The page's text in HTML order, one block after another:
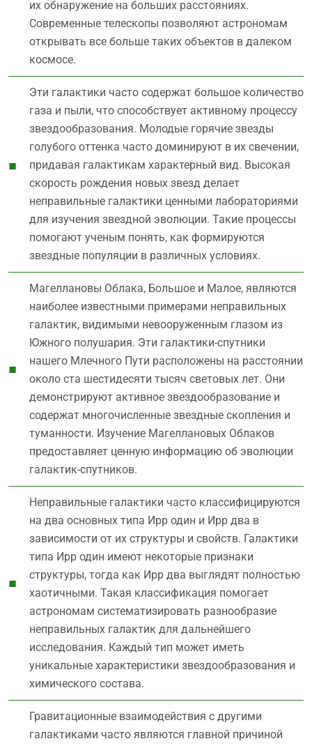
их обнаружение на больших расстояниях.
Современные телескопы позволяют астрономам
открывать все больше таких объектов в далеком
космосе.
Эти галактики часто содержат большое количество
газа и пыли, что способствует активному процессу
звездообразования. Молодые горячие звезды
голубого оттенка часто доминируют в их свечении,
придавая галактикам характерный вид. Высокая
скорость рождения новых звезд делает
неправильные галактики ценными лабораториями
для изучения звездной эволюции. Такие процессы
помогают ученым понять, как формируются
звездные популяции в различных условиях.
Магеллановы Облака, Большое и Малое, являются
наиболее известными примерами неправильных
галактик, видимыми невооруженным глазом из
Южного полушария. Эти галактики-спутники
нашего Млечного Пути расположены на расстоянии
около ста шестидесяти тысяч световых лет. Они
демонстрируют активное звездообразование и
содержат многочисленные звездные скопления и
туманности. Изучение Магеллановых Облаков
предоставляет ценную информацию об эволюции
галактик-спутников.
Неправильные галактики часто классифицируются
на два основных типа Ирр один и Ирр два в
зависимости от их структуры и свойств. Галактики
типа Ирр один имеют некоторые признаки
структуры, тогда как Ирр два выглядят полностью
хаотичными. Такая классификация помогает
астрономам систематизировать разнообразие
неправильных галактик для дальнейшего
исследования. Каждый тип может иметь
уникальные характеристики звездообразования и
химического состава.
Гравитационные взаимодействия с другими
галактиками часто являются главной причиной